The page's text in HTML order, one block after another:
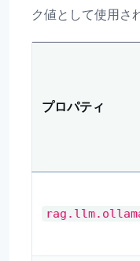
ク値として使用さ
プロパティ